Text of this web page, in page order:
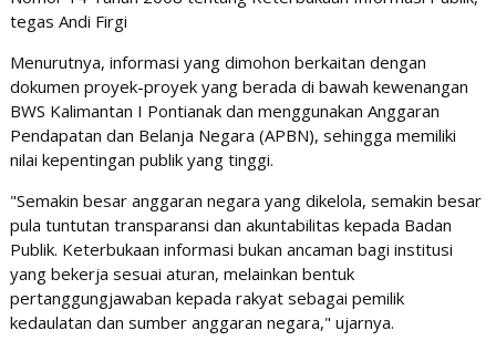
tegas Andi Firgi
Menurutnya, informasi yang dimohon berkaitan dengan
dokumen proyek-proyek yang berada di bawah kewenangan
BWS Kalimantan I Pontianak dan menggunakan Anggaran
Pendapatan dan Belanja Negara (APBN), sehingga memiliki
nilai kepentingan publik yang tinggi.
"Semakin besar anggaran negara yang dikelola, semakin besar
pula tuntutan transparansi dan akuntabilitas kepada Badan
Publik. Keterbukaan informasi bukan ancaman bagi institusi
yang bekerja sesuai aturan, melainkan bentuk
pertanggungjawaban kepada rakyat sebagai pemilik
kedaulatan dan sumber anggaran negara," ujarnya.